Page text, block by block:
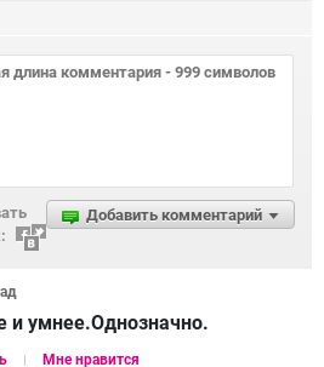
Добавить комментарий
и умнее.Однозначно.
Мне нравится